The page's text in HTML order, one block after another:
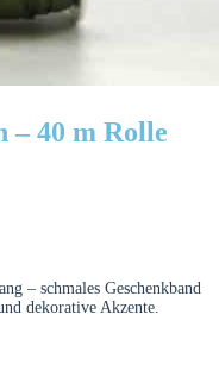
– 40 m Rolle
– schmales Geschenkband
dekorative Akzente.